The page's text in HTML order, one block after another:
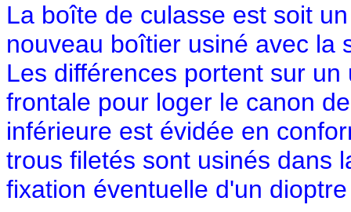
La boîte de culasse est soit
nouveau boîtier usiné avec la
Les différences portent sur
frontale pour loger le canon
inférieure est évidée en
trous filetés sont usinés dans
fixation éventuelle d'un